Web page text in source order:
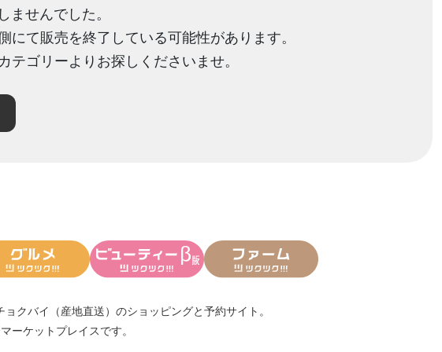
せんでした。
て販売を終了している可能性があります。
ゴリーよりお探しくださいませ。
ョクバイ（産地直送） のショッピングと予約サイト。
ーケットプレイスです。